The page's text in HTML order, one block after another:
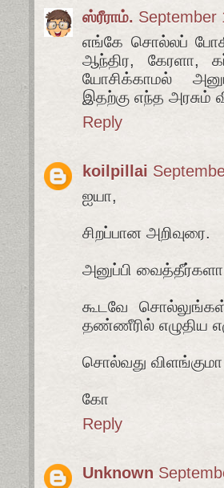
ஸ்ரீராம். September
எங்கே சொல்லப்
ஆந்திர, கேரளா,
யோசிக்காமல்
இதற்கு எந்த அரசும்
Reply
koilpillai
ஐயா,
சிறப்பான அறிவுரை.
அனுப்பி வைத்தீர்களா,
கூடவே
தண்ணீரில் எழுதிய
சொல்வது
கோ
Reply
Unknown